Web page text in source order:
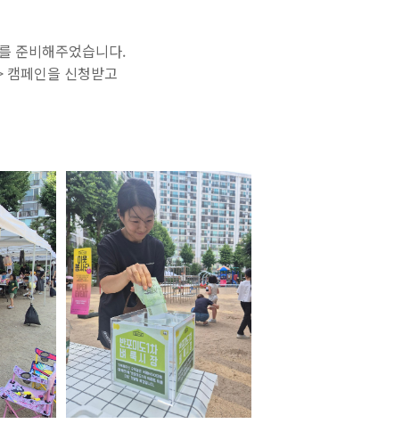
준비해주었습니다.
캠페인을 신청받고